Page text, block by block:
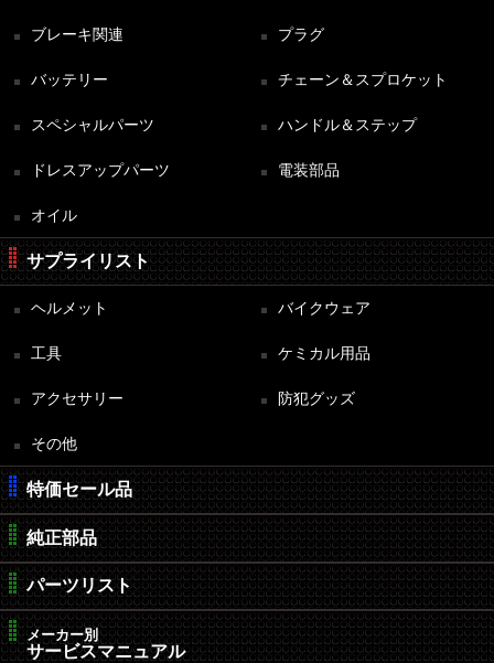
ブレーキ関連 プラグ
バッテリー チェーン＆スプロケット
スペシャルパーツ ハンドル＆ステップ
ドレスアップパーツ 電装部品
オイル
サプライリスト
ヘルメット バイクウェア
工具 ケミカル用品
アクセサリー 防犯グッズ
その他
特価セール品
純正部品
パーツリスト
メーカー別
サービスマニュアル